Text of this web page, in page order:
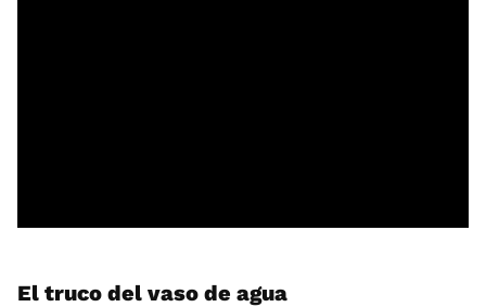
El truco del vaso de agua